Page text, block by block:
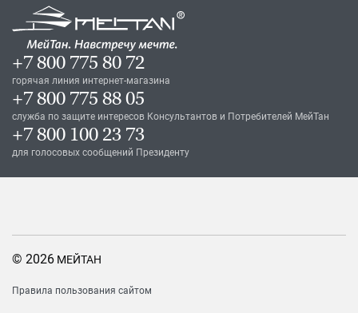
+7 800 775 80 72
горячая линия интернет-магазина
+7 800 775 88 05
служба по защите интересов Консультантов и Потребителей МейТан
+7 800 100 23 73
для голосовых сообщений Президенту
© 2026 МЕЙТАН
Правила пользования сайтом